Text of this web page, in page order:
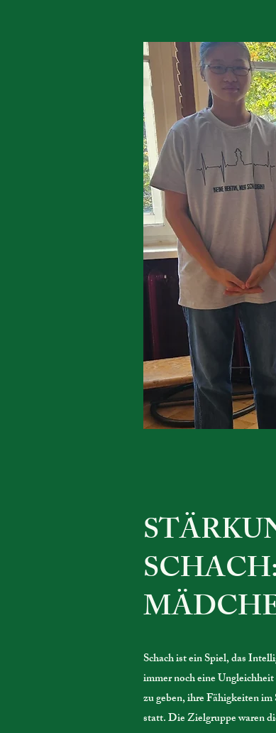
Schach ist ein Spiel, das
immer noch eine
zu geben, ihre Fähigkeiten
statt. Die Zielgruppe waren